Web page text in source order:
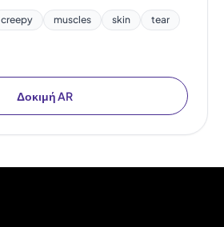
creepy muscles skin
tear
Δοκιμή AR